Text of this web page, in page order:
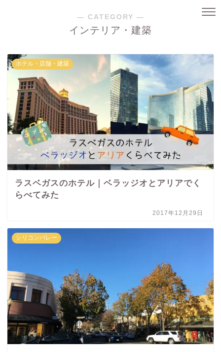
― CATEGORY ―
インテリア・建築
ホテル・店舗・建築
ラスベガスのホテル｜ベラッジオとアリアでく
らべてみた
2017年12月29日
シリコンバレー